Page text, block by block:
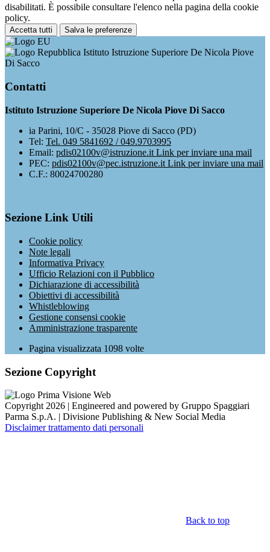
disabilitati. È possibile consultare l'elenco nella pagina della cookie
policy.
Accetta tutti Salva le preferenze
Istituto Istruzione Superiore De Nicola Piove
Di Sacco
Contatti
Istituto Istruzione Superiore De Nicola Piove Di Sacco
ia Parini, 10/C - 35028 Piove di Sacco (PD)
Tel: Tel. 049 5841692 / 049.9703995
Email: pdis02100v@istruzione.it Link per inviare una mail
PEC: pdis02100v@pec.istruzione.it Link per inviare una mail
C.F.: 80024700280
Sezione Link Utili
Cookie policy
Note legali
Informativa Privacy
Ufficio Relazioni con il Pubblico
Dichiarazione di accessibilità
Obiettivi di accessibilità
Whistleblowing
Gestione consensi cookie
Amministrazione trasparente
Pagina visualizzata 1098 volte
Sezione Copyright
Copyright 2026 | Engineered and powered by Gruppo Spaggiari
Parma S.p.A. | Divisione Publishing & New Social Media
Disclaimer trattamento dati personali
Back to top